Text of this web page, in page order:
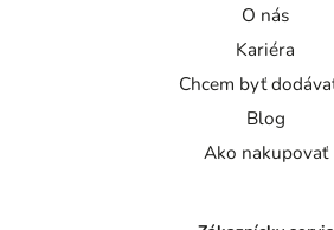
O nás
Kariéra
Chcem byť
Blog
Ako nakupovať